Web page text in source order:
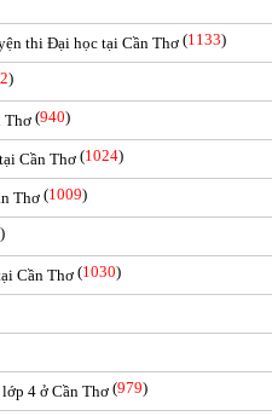
thi Đại học tại Cần Thơ (1133)
)
Thơ (940)
Cần Thơ (1024)
Thơ(1009)
)
Cần Thơ (1030)
4 ở Cần Thơ (979)